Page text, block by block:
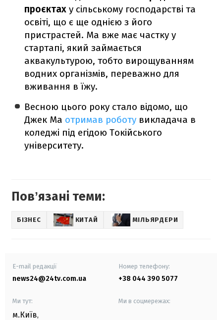
проєктаху сільському господарстві та
освіті, що є ще однією з його
пристрастей. Ма вже має частку у
стартапі, який займається
аквакультурою, тобто вирощуванням
водних організмів, переважно для
вживання в їжу.
Весною цього року стало відомо, що
Джек Ма отримав роботу викладача в
коледжі під егідою Токійського
університету.
Повʼязані теми:
БІЗНЕС КИТАЙ МІЛЬЯРДЕРИ
E-mail редакції
news24@24tv.com.ua
Номер телефону:
+38 044 390 5077
Ми тут:
м.Київ,
Ми в соцмережах: